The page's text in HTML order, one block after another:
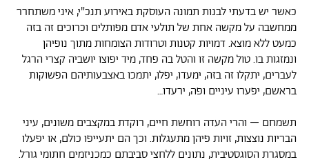
כאשר יש בדעתי לבנות תמונה העוסקת באירוע תנכ"י, איני משתחרר
ממחשבה על מקשה אחת של תולעי אדם מפותלים וכרוכים זה בזה
כמעט ללא מוצא. דמויות קטנות וטרודות הצומחות מתוך נופיהן
ונמזגות בו. טול מקשה זו והטל בה פחד, מיד יפוצו יושביה קצרי הרגל
לעברים, יתקלו זה בזה, ימעדו, יפלו, יתמכו באצבעותיהם הפשוקות
בראשם, יפערו עיניים ופה, ירעדו…
תשמחם – והרי העדה רוחשת חיים, רוקדת במקצבים משונים, עיני
הבריות נוצצות, זויות פיהן מתעגלות. וכך הם יתעייפו כולם, או יפעלו
במסגרת הסוגסטיבית, נתונים ללחצי סביבתם כמכניזמים חתומי גורל.